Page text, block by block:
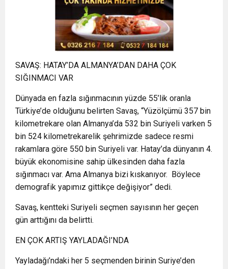
SAVAŞ: HATAY’DA ALMANYA’DAN DAHA ÇOK
SIĞINMACI VAR
Dünyada en fazla sığınmacının yüzde 55’lik oranla
Türkiye’de olduğunu belirten Savaş, “Yüzölçümü 357 bin
kilometrekare olan Almanya’da 532 bin Suriyeli varken 5
bin 524 kilometrekarelik şehrimizde sadece resmi
rakamlara göre 550 bin Suriyeli var. Hatay’da dünyanın 4.
büyük ekonomisine sahip ülkesinden daha fazla
sığınmacı var. Ama Almanya bizi kıskanıyor. Böylece
demografik yapımız gittikçe değişiyor” dedi.
Savaş, kentteki Suriyeli seçmen sayısının her geçen
gün arttığını da belirtti.
EN ÇOK ARTIŞ YAYLADAĞI’NDA
Yayladağı’ndaki her 5 seçmenden birinin Suriye’den